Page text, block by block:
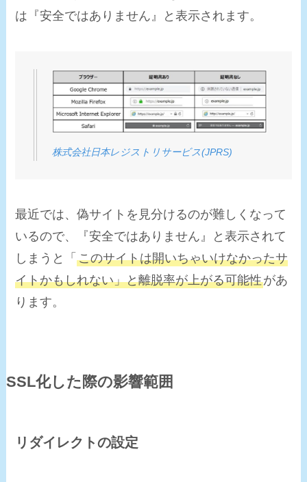
は『安全ではありません 』と表示されます。
株式会社日本レジストリサービス(JPRS)
最近では、偽サイトを見分けるのが難しくなって
いるので、『安全ではありません』と表示されて
しまうと「このサイトは開いちゃいけなかったサ
イトかもしれない」と離脱率が上がる可能性があ
ります。
SSL化した際の影響範囲
リダイレクトの設定